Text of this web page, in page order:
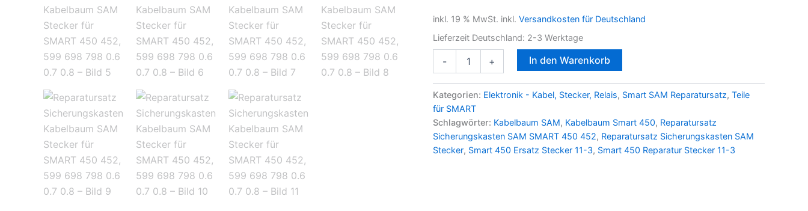
inkl. 19 % MwSt. inkl. Versandkosten für Deutschland
Lieferzeit Deutschland: 2-3 Werktage
-
Sicherungskasten
SAM
Stecker
für
SMART
450
452,
+ In den Warenkorb
Kategorien: Elektronik - Kabel, Stecker, Relais, Smart SAM Reparatursatz, Teile
für SMART
Schlagwörter: Kabelbaum SAM, Kabelbaum Smart 450, Reparatursatz
Sicherungskasten SAM SMART 450 452, Reparatursatz Sicherungskasten SAM
Stecker, Smart 450 Ersatz Stecker 11-3, Smart 450 Reparatur Stecker 11-3